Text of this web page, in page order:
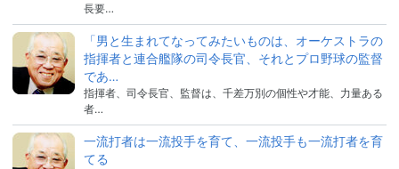
長要…
「男と生まれてなってみたいものは、オーケストラの
指揮者と連合艦隊の司令長官、それとプロ野球の監督
であ…
指揮者、司令長官、監督は、千差万別の個性や才能、力量ある
者…
一流打者は一流投手を育て、一流投手も一流打者を育
てる